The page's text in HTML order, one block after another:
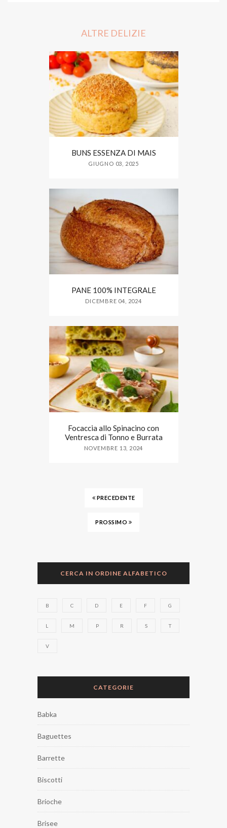
ALTRE DELIZIE
BUNS ESSENZA DI MAIS
GIUGNO 03, 2025
PANE 100% INTEGRALE
DICEMBRE 04, 2024
Focaccia allo Spinacino con
Ventresca di Tonno e Burrata
NOVEMBRE 13, 2024
PRECEDENTE
PROSSIMO
CERCA IN ORDINE ALFABETICO
B C D E F G
L M P R S T
V
CATEGORIE
Babka
Baguettes
Barrette
Biscotti
Brioche
Brisee